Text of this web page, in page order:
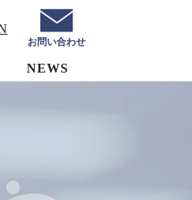
お問い合わせ
NEWS